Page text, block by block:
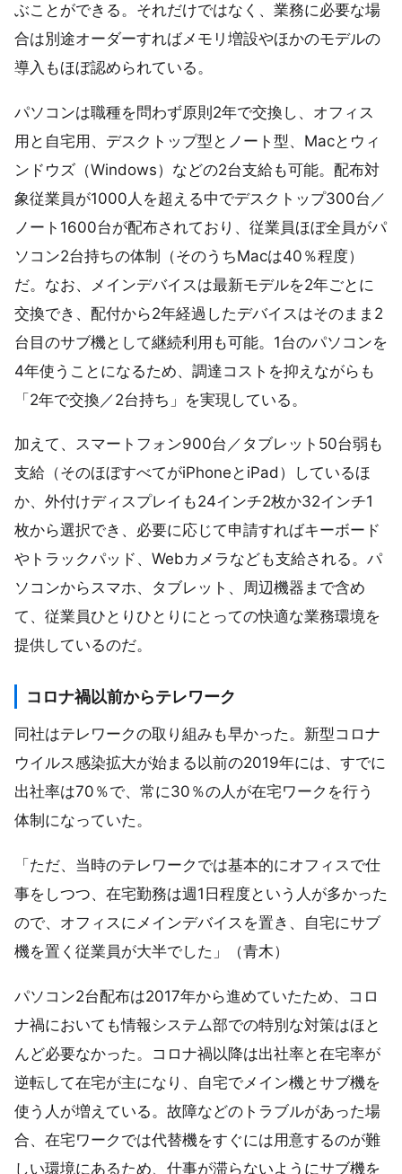
ぶことができる。それだけではなく、業務に必要な場
合は別途オーダーすればメモリ増設やほかのモデルの
導入もほぼ認められている。
パソコンは職種を問わず原則2年で交換し、オフィス
用と自宅用、デスクトップ型とノート型、Macとウィ
ンドウズ（Windows）などの2台支給も可能。配布対
象従業員が1000人を超える中でデスクトップ300台／
ノート1600台が配布されており、従業員ほぼ全員がパ
ソコン2台持ちの体制（そのうちMacは40％程度）
だ。なお、メインデバイスは最新モデルを2年ごとに
交換でき、配付から2年経過したデバイスはそのまま2
台目のサブ機として継続利用も可能。1台のパソコンを
4年使うことになるため、調達コストを抑えながらも
「2年で交換／2台持ち」を実現している。
加えて、スマートフォン900台／タブレット50台弱も
支給（そのほぼすべてがiPhoneとiPad）しているほ
か、外付けディスプレイも24インチ2枚か32インチ1
枚から選択でき、必要に応じて申請すればキーボード
やトラックパッド、Webカメラなども支給される。パ
ソコンからスマホ、タブレット、周辺機器まで含め
て、従業員ひとりひとりにとっての快適な業務環境を
提供しているのだ。
コロナ禍以前からテレワーク
同社はテレワークの取り組みも早かった。新型コロナ
ウイルス感染拡大が始まる以前の2019年には、すでに
出社率は70％で、常に30％の人が在宅ワークを行う
体制になっていた。
「ただ、当時のテレワークでは基本的にオフィスで仕
事をしつつ、在宅勤務は週1日程度という人が多かった
ので、オフィスにメインデバイスを置き、自宅にサブ
機を置く従業員が大半でした」（青木）
パソコン2台配布は2017年から進めていたため、コロ
ナ禍においても情報システム部での特別な対策はほと
んど必要なかった。コロナ禍以降は出社率と在宅率が
逆転して在宅が主になり、自宅でメイン機とサブ機を
使う人が増えている。故障などのトラブルがあった場
合、在宅ワークでは代替機をすぐには用意するのが難
しい環境にあるため、仕事が滞らないようにサブ機を